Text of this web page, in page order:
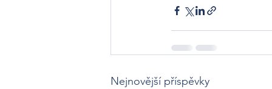
Nejnovější příspěvky